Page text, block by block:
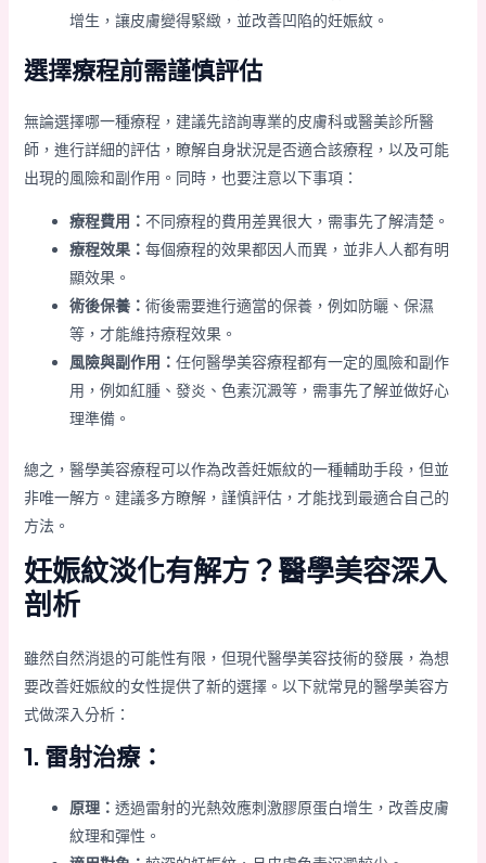
增生，讓皮膚變得緊緻，並改善凹陷的妊娠紋。
選擇療程前需謹慎評估
無論選擇哪一種療程，建議先諮詢專業的皮膚科或醫美診所醫
師，進行詳細的評估，瞭解自身狀況是否適合該療程，以及可能
出現的風險和副作用。同時，也要注意以下事項：
療程費用： 不同療程的費用差異很大，需事先了解清楚。
療程效果： 每個療程的效果都因人而異，並非人人都有明
顯效果。
術後保養： 術後需要進行適當的保養，例如防曬、保濕
等，才能維持療程效果。
風險與副作用： 任何醫學美容療程都有一定的風險和副作
用，例如紅腫、發炎、色素沉澱等，需事先了解並做好心
理準備。
總之，醫學美容療程可以作為改善妊娠紋的一種輔助手段，但並
非唯一解方。建議多方瞭解，謹慎評估，才能找到最適合自己的
方法。
妊娠紋淡化有解方？醫學美容深入
剖析
雖然自然消退的可能性有限，但現代醫學美容技術的發展，為想
要改善妊娠紋的女性提供了新的選擇。以下就常見的醫學美容方
式做深入分析：
1. 雷射治療：
原理： 透過雷射的光熱效應刺激膠原蛋白增生，改善皮膚
紋理和彈性。